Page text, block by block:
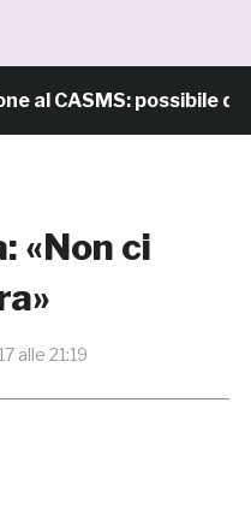
CASMS: possibile divieto
«Non ci
alle 21:19